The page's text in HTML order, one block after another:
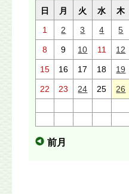
日 月 火 水 木
1
2 3 4 5
8 9 10 11 12
15 16 17 18 19
22 23 24 25 26
前月